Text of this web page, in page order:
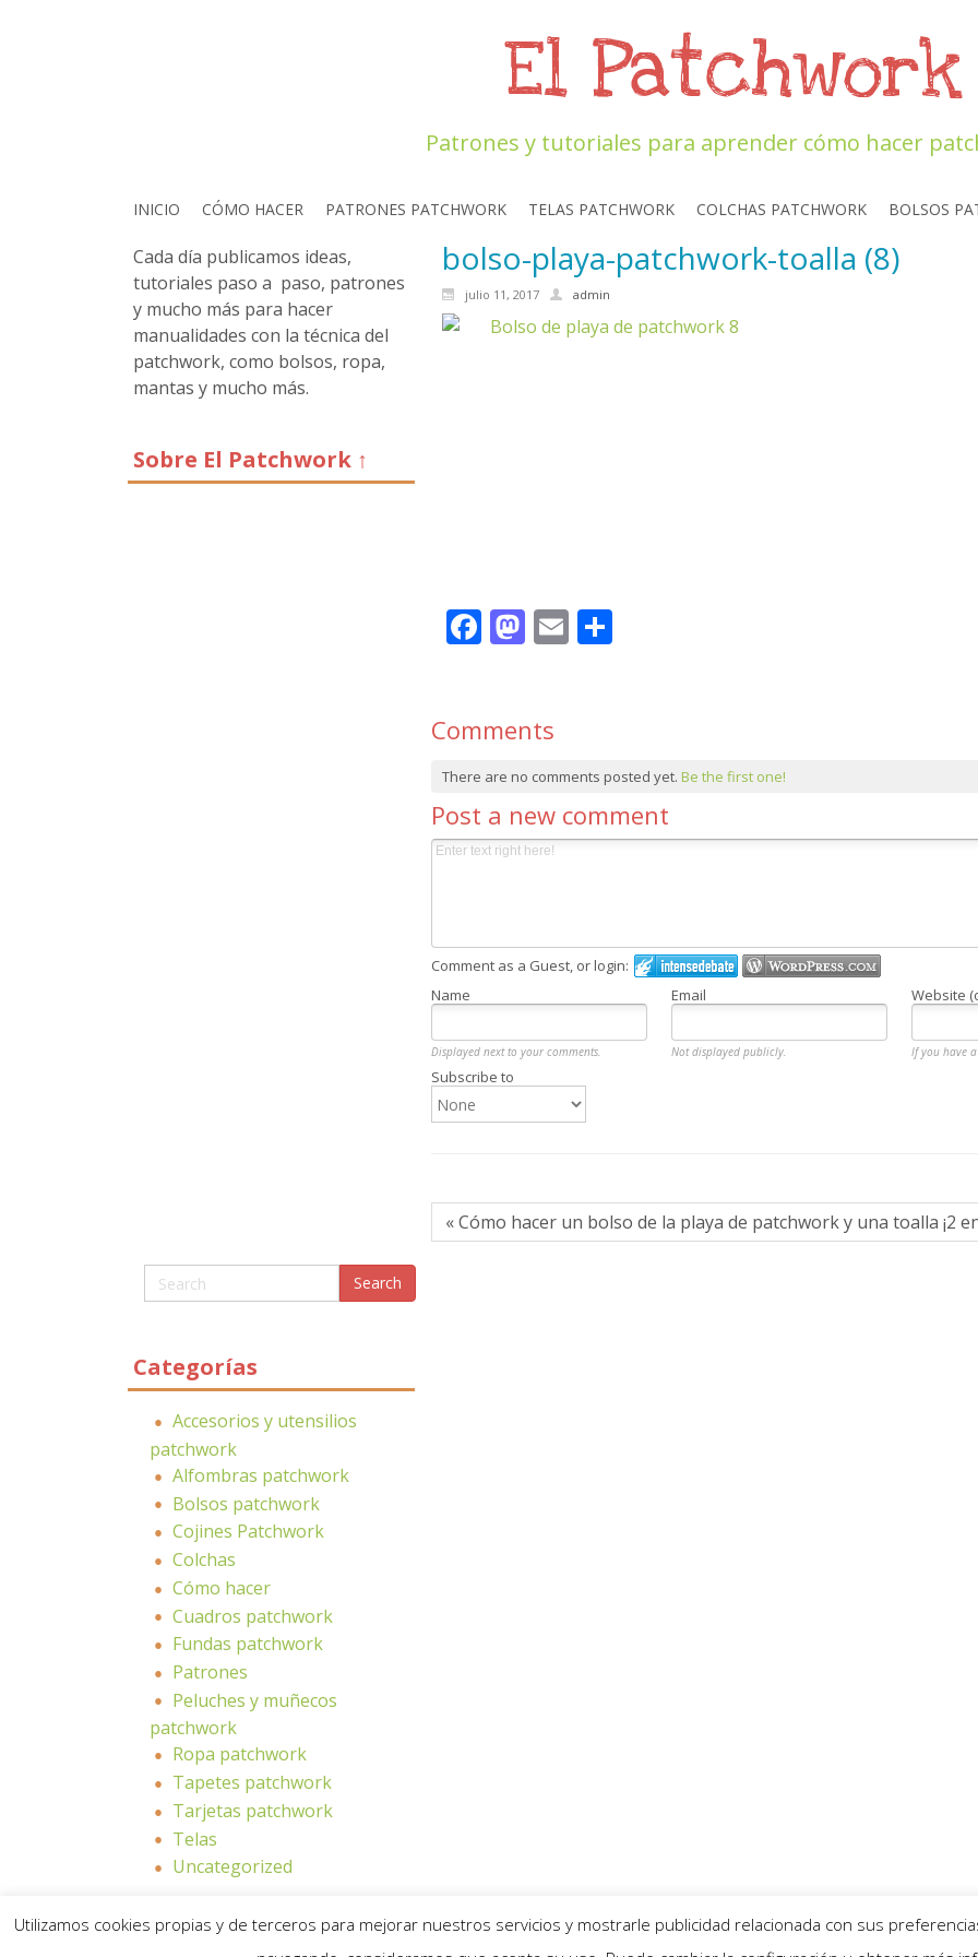
El Patchwork
Patrones y tutoriales para aprender cómo hacer
INICIO CÓMO HACER PATRONES PATCHWORK TELAS PATCHWORK COLCHAS PATCHWORK BOLSOS
Cada día publicamos ideas,
tutoriales paso a paso, patrones
y mucho más para hacer
manualidades con la técnica del
patchwork, como bolsos, ropa,
mantas y mucho más.
Sobre El Patchwork ↑
Categorías
Accesorios y utensilios
patchwork
Alfombras patchwork
Bolsos patchwork
Cojines Patchwork
Colchas
Cómo hacer
Cuadros patchwork
Fundas patchwork
Patrones
Peluches y muñecos
patchwork
Ropa patchwork
Tapetes patchwork
Tarjetas patchwork
Telas
Uncategorized
bolso-playa-patchwork-toalla (8)
julio 11, 2017 admin
Facebook
Mastodon
EmailCompartir
Comments
There are no comments posted yet. Be the first one!
Post a new comment
Comment as a Guest, or login:
Name
Email Website
Displayed next to your comments. Not displayed publicly.
If you have
Subscribe to
« Cómo hacer un bolso de la playa de patchwork y una toalla ¡2
Utilizamos cookies propias y de terceros para mejorar nuestros servicios y mostrarle publicidad relacionada con sus